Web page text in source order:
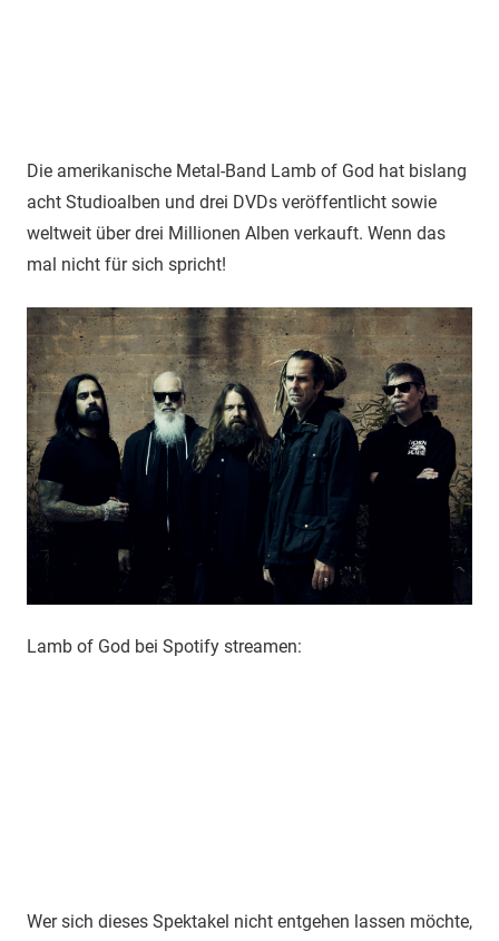
Die amerikanische Metal-Band Lamb of God hat bislang
acht Studioalben und drei DVDs veröffentlicht sowie
weltweit über drei Millionen Alben verkauft. Wenn das
mal nicht für sich spricht!
Lamb of God bei Spotify streamen:
Wer sich dieses Spektakel nicht entgehen lassen möchte,